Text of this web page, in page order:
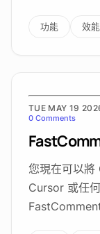
功能 效能
TUE MAY 19
0 Comments
您現在可以
Cursor 或任